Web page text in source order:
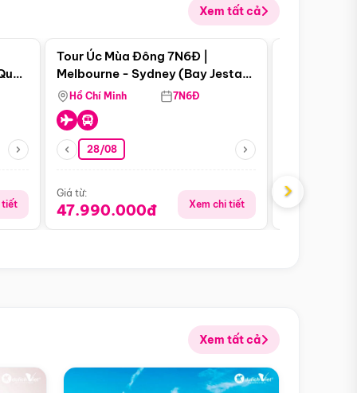
Xem tất cả
tiết
Điểm nổi bật
Tour Úc Mùa Đông 7N6Đ |
Melbourne - Sydney (Bay Jestar
Airways)
Hồ Chí Minh 7N6Đ
28/08
Giá từ:
47.990.000đ Xem chi tiết
Giá từ:
›
Xem tất cả